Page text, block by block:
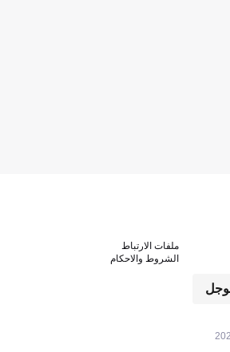
ملفات الارتباط
الشروط والاحكام